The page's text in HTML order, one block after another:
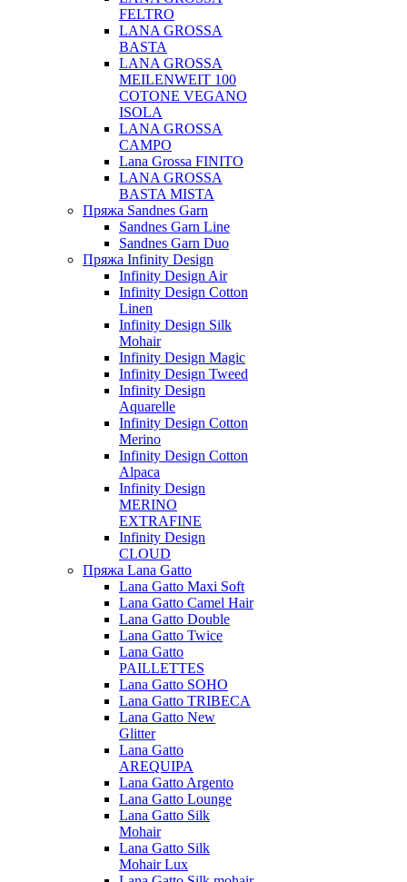
FELTRO
LANA GROSSA
BASTA
LANA GROSSA
MEILENWEIT 100
COTONE VEGANO
ISOLA
LANA GROSSA
CAMPO
Lana Grossa FINITO
LANA GROSSA
BASTA MISTA
Пряжа Sandnes Garn
Sandnes Garn Line
Sandnes Garn Duo
Пряжа Infinity Design
Infinity Design Air
Infinity Design Cotton
Linen
Infinity Design Silk
Mohair
Infinity Design Magic
Infinity Design Tweed
Infinity Design
Aquarelle
Infinity Design Cotton
Merino
Infinity Design Cotton
Alpaca
Infinity Design
MERINO
EXTRAFINE
Infinity Design
CLOUD
Пряжа Lana Gatto
Lana Gatto Maxi Soft
Lana Gatto Camel Hair
Lana Gatto Double
Lana Gatto Twice
Lana Gatto
PAILLETTES
Lana Gatto SOHO
Lana Gatto TRIBECA
Lana Gatto New
Glitter
Lana Gatto
AREQUIPA
Lana Gatto Argento
Lana Gatto Lounge
Lana Gatto Silk
Mohair
Lana Gatto Silk
Mohair Lux